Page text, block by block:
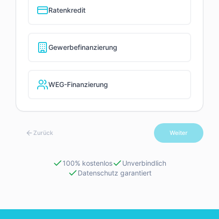
Ratenkredit
Gewerbefinanzierung
WEG-Finanzierung
Zurück Weiter
100% kostenlos
Unverbindlich
Datenschutz garantiert